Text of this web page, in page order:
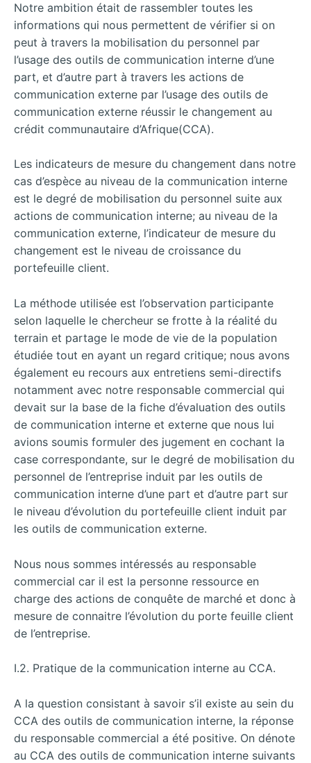
Notre ambition était de rassembler toutes les
informations qui nous permettent de vérifier si on
peut à travers la mobilisation du personnel par
l’usage des outils de communication interne d’une
part, et d’autre part à travers les actions de
communication externe par l’usage des outils de
communication externe réussir le changement au
crédit communautaire d’Afrique(CCA).
Les indicateurs de mesure du changement dans notre
cas d’espèce au niveau de la communication interne
est le degré de mobilisation du personnel suite aux
actions de communication interne; au niveau de la
communication externe, l’indicateur de mesure du
changement est le niveau de croissance du
portefeuille client.
La méthode utilisée est l’observation participante
selon laquelle le chercheur se frotte à la réalité du
terrain et partage le mode de vie de la population
étudiée tout en ayant un regard critique; nous avons
également eu recours aux entretiens semi-directifs
notamment avec notre responsable commercial qui
devait sur la base de la fiche d’évaluation des outils
de communication interne et externe que nous lui
avions soumis formuler des jugement en cochant la
case correspondante, sur le degré de mobilisation du
personnel de l’entreprise induit par les outils de
communication interne d’une part et d’autre part sur
le niveau d’évolution du portefeuille client induit par
les outils de communication externe.
Nous nous sommes intéressés au responsable
commercial car il est la personne ressource en
charge des actions de conquête de marché et donc à
mesure de connaitre l’évolution du porte feuille client
de l’entreprise.
I.2. Pratique de la communication interne au CCA.
A la question consistant à savoir s’il existe au sein du
CCA des outils de communication interne, la réponse
du responsable commercial a été positive. On dénote
au CCA des outils de communication interne suivants